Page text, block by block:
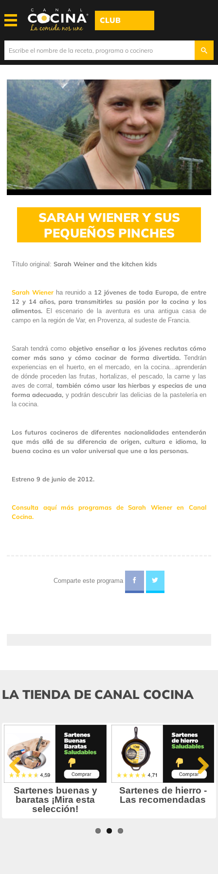
CLUB
SARAH WIENER Y SUS
PEQUEÑOS PINCHES
Título original: Sarah Weiner and the kitchen kids
Sarah Wiener ha reunido a 12 jóvenes de toda Europa, de entre
12 y 14 años, para transmitirles su pasión por la cocina y los
alimentos. El escenario de la aventura es una antigua casa de
campo en la región de Var, en Provenza, al sudeste de Francia.
Sarah tendrá como objetivo enseñar a los jóvenes reclutas cómo
comer más sano y cómo cocinar de forma divertida. Tendrán
experiencias en el huerto, en el mercado, en la cocina...aprenderán
de dónde proceden las frutas, hortalizas, el pescado, la carne y las
aves de corral, también cómo usar las hierbas y especias de una
forma adecuada, y podrán descubrir las delicias de la pastelería en
la cocina.
Los futuros cocineros de diferentes nacionalidades entenderán
que más allá de su diferencia de origen, cultura e idioma, la
buena cocina es un valor universal que une a las personas.
Estreno 9 de junio de 2012.
Consulta aquí más programas de Sarah Wiener en Canal
Cocina.
Comparte este programa
LA TIENDA DE CANAL COCINA